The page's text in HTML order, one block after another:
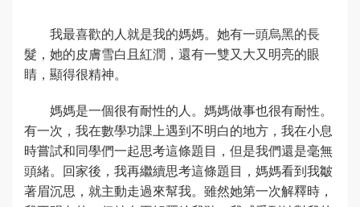
我最喜歡的人就是我的媽媽。她有一頭烏黑的長
髮，她的皮膚雪白且紅潤，還有一雙又大又明亮的眼
睛，顯得很精神。
媽媽是一個很有耐性的人。媽媽做事也很有耐性。
有一次，我在數學功課上遇到不明白的地方，我在小息
時嘗試和同學們一起思考這條題目，但是我們還是毫無
頭緒。回家後，我再繼續思考這條題目，媽媽看到我皺
著眉沉思，就主動走過來幫我。雖然她第一次解釋時，